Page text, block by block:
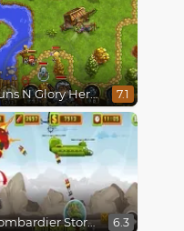
Guns N Glory Heroes 7.1
Bombardier Storm 6.3